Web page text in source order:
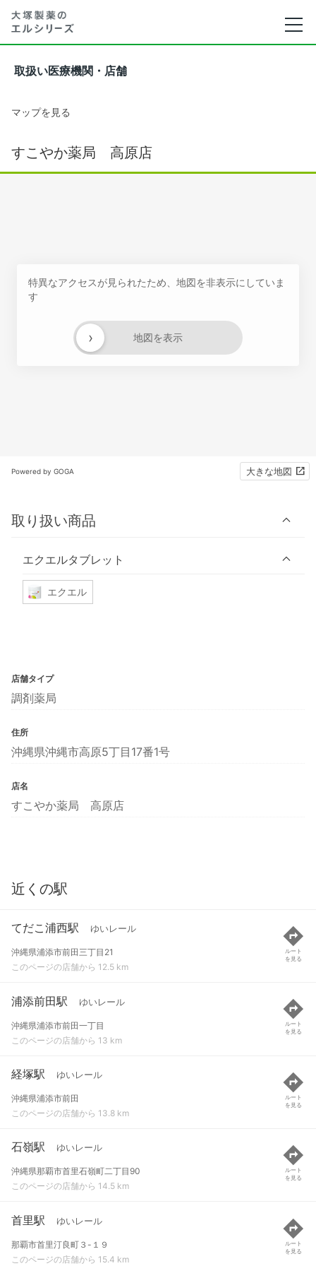
取扱い医療機関・店舗
マップを見る
すこやか薬局 高原店
特異なアクセスが見られたため、地図を非表示にしていま
す
地図を表示
›
Powered by GOGA 大きな地図
取り扱い商品
エクエルタブレット
エクエル
店舗タイプ
調剤薬局
住所
沖縄県沖縄市高原5丁目17番1号
店名
すこやか薬局 高原店
近くの駅
てだこ浦西駅 ゆいレール
沖縄県浦添市前田三丁目21
このページの店舗から 12.5 km
ルート
を見る
浦添前田駅 ゆいレール
沖縄県浦添市前田一丁目
このページの店舗から 13 km
ルート
を見る
経塚駅 ゆいレール
沖縄県浦添市前田
このページの店舗から 13.8 km
ルート
を見る
石嶺駅 ゆいレール
沖縄県那覇市首里石嶺町二丁目90
このページの店舗から 14.5 km
ルート
を見る
首里駅 ゆいレール
那覇市首里汀良町３-１９
このページの店舗から 15.4 km
ルート
を見る